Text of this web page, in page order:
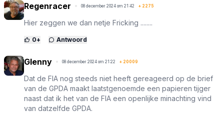
Regenracer 08 december 2024 om 21:42 + 2275
Hier zeggen we dan netje Fricking ........
0+ Antwoord
Glenny 08 december 2024 om 21:22 + 20009
Dat de FIA nog steeds niet heeft gereageerd op de brief
van de GPDA maakt laatstgenoemde een papieren tijger
naast dat ik het van de FIA een openlijke minachting vind
van datzelfde GPDA.